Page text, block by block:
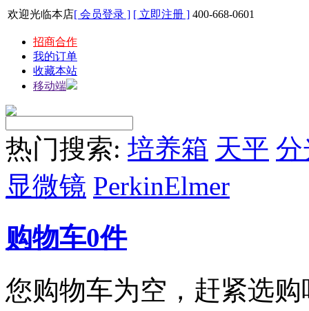
欢迎光临本店[ 会员登录 ] [ 立即注册 ] 400-668-0601
招商合作
我的订单
收藏本站
移动端
热门搜索: 培养箱 天平 分
显微镜 PerkinElmer
购物车0件
您购物车为空，赶紧选购